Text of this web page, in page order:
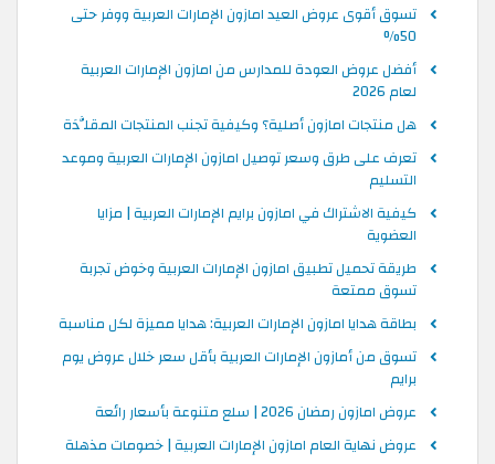
تسوق أقوى عروض العيد امازون الإمارات العربية ووفر حتى
50%
أفضل عروض العودة للمدارس من امازون الإمارات العربية
لعام 2026
هل منتجات امازون أصلية؟ وكيفية تجنب المنتجات المقلَّدَة
تعرف على طرق وسعر توصيل امازون الإمارات العربية وموعد
التسليم
كيفية الاشتراك في امازون برايم الإمارات العربية | مزايا
العضوية
طريقة تحميل تطبيق امازون الإمارات العربية وخوض تجربة
تسوق ممتعة
بطاقة هدايا امازون الإمارات العربية: هدايا مميزة لكل مناسبة
تسوق من أمازون الإمارات العربية بأقل سعر خلال عروض يوم
برايم
عروض امازون رمضان 2026 | سلع متنوعة بأسعار رائعة
عروض نهاية العام امازون الإمارات العربية | خصومات مذهلة